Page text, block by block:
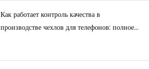
Как работает контроль качества в
производстве чехлов для телефонов: полное